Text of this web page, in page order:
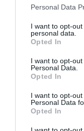
Please note that
not limited to your
grant or deny
use your data for
consent section.
Personal Data
I want to opt-
personal data.
Opted In
I want to opt-
Personal Data.
Opted In
I want to opt-
Personal Data
Opted In